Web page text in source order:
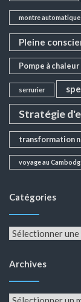
montre automatique
Pleine
Pompe à chaleur
serrurier
Stratégie
transformation
voyage au
Catégories
Catégories
Archives
Archives